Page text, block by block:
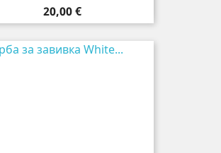
Цена
20,00 €